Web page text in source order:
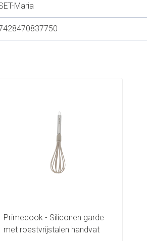
Maria
Primecook - Siliconen garde
met roestvrijstalen handvat